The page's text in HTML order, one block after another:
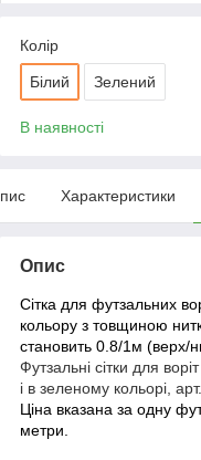
Колір
Білий Зелений
В наявності
Характеристики
Опис
Сітка для футзальних
кольору з товщиною
становить 0.8/1м (верх/
Футзальні сітки для
і в зеленому кольорі,
Ціна вказана за одну
метри.